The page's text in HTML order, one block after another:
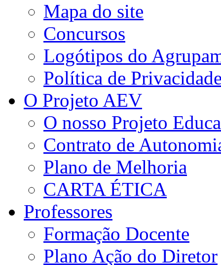
Mapa do site
Concursos
Logótipos do
Política de
O Projeto AEV
O nosso Projeto
Contrato de
Plano de Melhoria
CARTA ÉTICA
Professores
Formação Docente
Plano Ação do Diretor